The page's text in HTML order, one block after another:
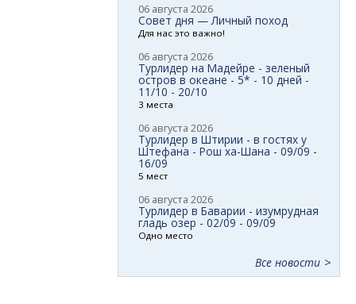
06 августа 2026
Совет дня — Личный поход
Для нас это важно!
06 августа 2026
Турлидер на Мадейре - зеленый
остров в океане - 5* - 10 дней -
11/10 - 20/10
3 места
06 августа 2026
Турлидер в Штирии - в гостях у
Штефана - Рош ха-Шана - 09/09 -
16/09
5 мест
06 августа 2026
Турлидер в Баварии - изумрудная
гладь озер - 02/09 - 09/09
Одно место
Все новости